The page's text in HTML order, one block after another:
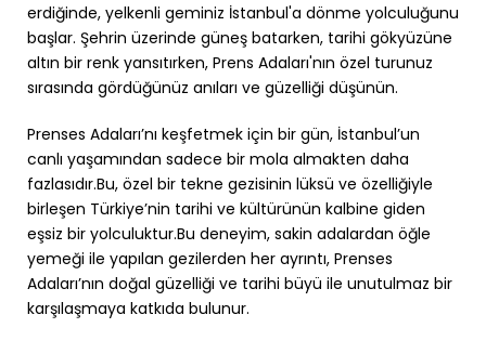
erdiğinde, yelkenli geminiz İstanbul'a dönme yolculuğunu
başlar. Şehrin üzerinde güneş batarken, tarihi gökyüzüne
altın bir renk yansıtırken, Prens Adaları'nın özel turunuz
sırasında gördüğünüz anıları ve güzelliği düşünün.
Prenses Adaları’nı keşfetmek için bir gün, İstanbul’un
canlı yaşamından sadece bir mola almakten daha
fazlasıdır.Bu, özel bir tekne gezisinin lüksü ve özelliğiyle
birleşen Türkiye’nin tarihi ve kültürünün kalbine giden
eşsiz bir yolculuktur.Bu deneyim, sakin adalardan öğle
yemeği ile yapılan gezilerden her ayrıntı, Prenses
Adaları’nın doğal güzelliği ve tarihi büyü ile unutulmaz bir
karşılaşmaya katkıda bulunur.